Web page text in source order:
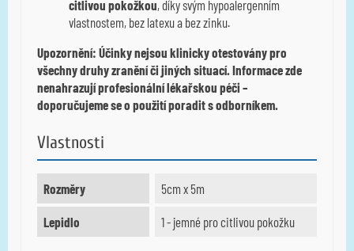
citlivou pokožkou, díky svým hypoalergenním
vlastnostem, bez latexu a bez zinku.
Upozornění: Účinky nejsou klinicky otestovány pro
všechny druhy zranění či jiných situací. Informace zde
nenahrazují profesionální lékařskou péči –
doporučujeme se o použití poradit s odborníkem.
Vlastnosti
Rozměry 5cm x 5m
Lepidlo 1 - jemné pro citlivou pokožku